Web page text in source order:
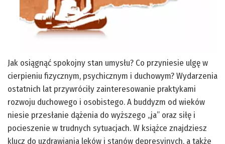
Jak osiągnąć spokojny stan umysłu? Co przyniesie ulgę w
cierpieniu fizycznym, psychicznym i duchowym? Wydarzenia
ostatnich lat przywróciły zainteresowanie praktykami
rozwoju duchowego i osobistego. A buddyzm od wieków
niesie przesłanie dążenia do wyższego „ja” oraz siłę i
pocieszenie w trudnych sytuacjach. W książce znajdziesz
klucz do uzdrawiania lęków i stanów depresyjnych, a także